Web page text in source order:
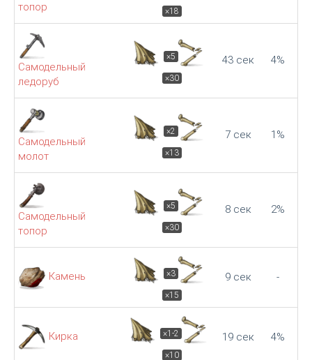
топор
×18
Самодельный
ледоруб
×5
×30
43 сек 4%
Самодельный
молот
×2
×13
7 сек 1%
Самодельный
топор
×5
×30
8 сек 2%
Камень ×3
×15
9 сек -
Кирка ×1-2
×10
19 сек 4%